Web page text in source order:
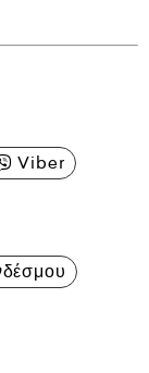
Viber